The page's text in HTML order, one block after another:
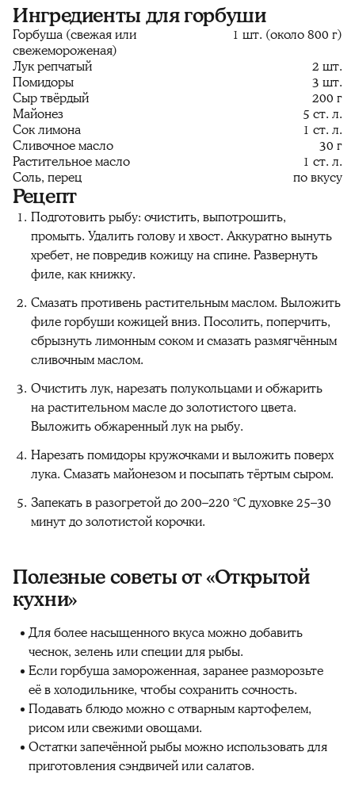
Ингредиенты для горбуши
Горбуша (свежая или
свежемороженая)
1 шт. (около 800 г)
Лук репчатый
2 шт.
Помидоры
3 шт.
Сыр твёрдый
200 г
Майонез
5 ст. л.
Сок лимона
1 ст. л.
Сливочное масло
30 г
Растительное масло
1 ст. л.
Соль, перец
по вкусу
Рецепт
Подготовить рыбу: очистить, выпотрошить,
промыть. Удалить голову и хвост. Аккуратно вынуть
хребет, не повредив кожицу на спине. Развернуть
филе, как книжку.
Смазать противень растительным маслом. Выложить
филе горбуши кожицей вниз. Посолить, поперчить,
сбрызнуть лимонным соком и смазать размягчённым
сливочным маслом.
Очистить лук, нарезать полукольцами и обжарить
на растительном масле до золотистого цвета.
Выложить обжаренный лук на рыбу.
Нарезать помидоры кружочками и выложить поверх
лука. Смазать майонезом и посыпать тёртым сыром.
Запекать в разогретой до 200–220 °C духовке 25–30
минут до золотистой корочки.
Полезные советы от «Открытой
кухни»
Для более насыщенного вкуса можно добавить
чеснок, зелень или специи для рыбы.
Если горбуша замороженная, заранее разморозьте
её в холодильнике, чтобы сохранить сочность.
Подавать блюдо можно с отварным картофелем,
рисом или свежими овощами.
Остатки запечённой рыбы можно использовать для
приготовления сэндвичей или салатов.